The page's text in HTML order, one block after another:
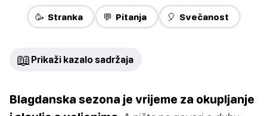
🥳 Stranka 💬 Pitanja 🎈 Svečanost
📖 Prikaži kazalo sadržaja
Blagdanska sezona je vrijeme za okupljanje